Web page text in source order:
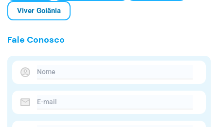
Viver Goiânia
Fale Conosco